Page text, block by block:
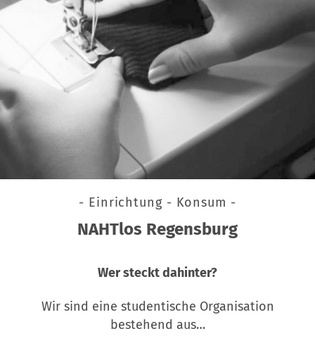
- Einrichtung - Konsum -
NAHTlos Regensburg
Wer steckt dahinter?
Wir sind eine studentische Organisation
bestehend aus…